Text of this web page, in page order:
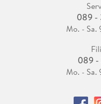
089 -
Mo. - Sa.
089 -
Mo. - Sa.